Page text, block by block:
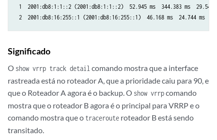
1  2001:db8:1:1::2 (2001:db8:1:1::2)  52.945 ms  344.383 ms  29.540
Significado
O show vrrp track detail comando mostra que a interface
rastreada está no roteador A, que a prioridade caiu para 90, e
que o Roteador A agora é o backup. O show vrrpcomando
mostra que o roteador B agora é o principal para VRRP e o
comando mostra que o traceroute roteador B está sendo
transitado.